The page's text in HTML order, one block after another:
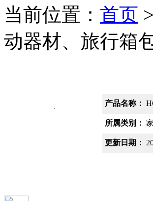
当前位置： 首页 >
动器材、旅行箱
产品名称：
所属类别：
更新日期：